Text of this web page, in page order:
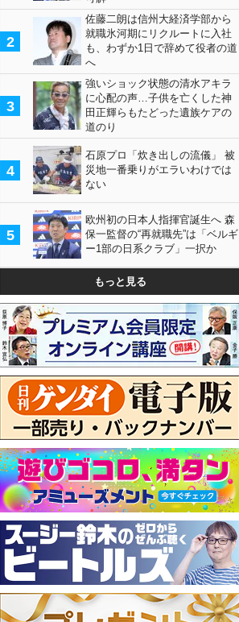
2
佐藤二朗は信州大経済学部から
就職氷河期にリクルートに入社
も、わずか1日で辞めて役者の道
へ
3
強いショック状態の清水アキラ
に心配の声…子供を亡くした神
田正輝らもたどった遺族ケアの
道のり
4
石原プロ「炊き出しの流儀」 被
災地一番乗りがエラいわけでは
ない
5
欧州初の日本人指揮官誕生へ 森
保一監督の“再就職先”は「ベルギ
ー1部の日系クラブ」一択か
もっと見る